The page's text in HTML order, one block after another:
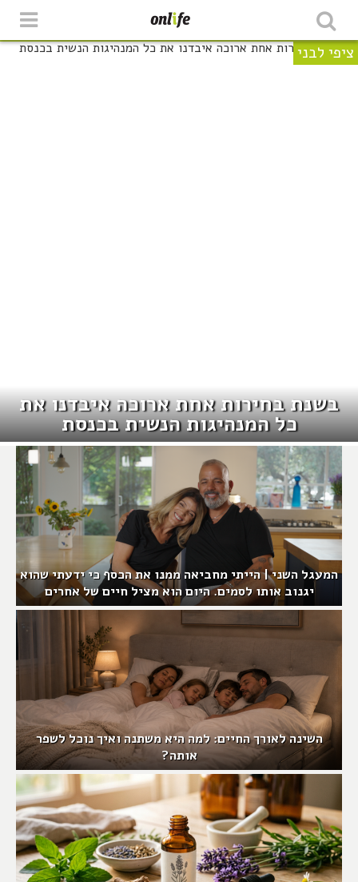
ציפי לבני
בשנת בחירות אחת ארוכה איבדנו את
כל המנהיגות הנשית בכנסת
המעגל השני | הייתי מחביאה ממנו את הכסף כי ידעתי שהוא
יגנוב אותו לסמים. היום הוא מציל חיים של אחרים
השינה לאורך החיים: למה היא משתנה ואיך נוכל לשפר
אותה?